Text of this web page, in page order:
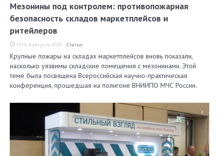
Мезонины под контролем: противопожарная
безопасность складов маркетплейсов и
ритейлеров
14:14, 4 августа 2026 Статьи
Крупные пожары на складах маркетплейсов вновь показали,
насколько уязвимы складские помещения с мезонинами. Этой
теме была посвящена Всероссийская научно-практическая
конференция, прошедшая на полигоне ВНИИПО МЧС России.